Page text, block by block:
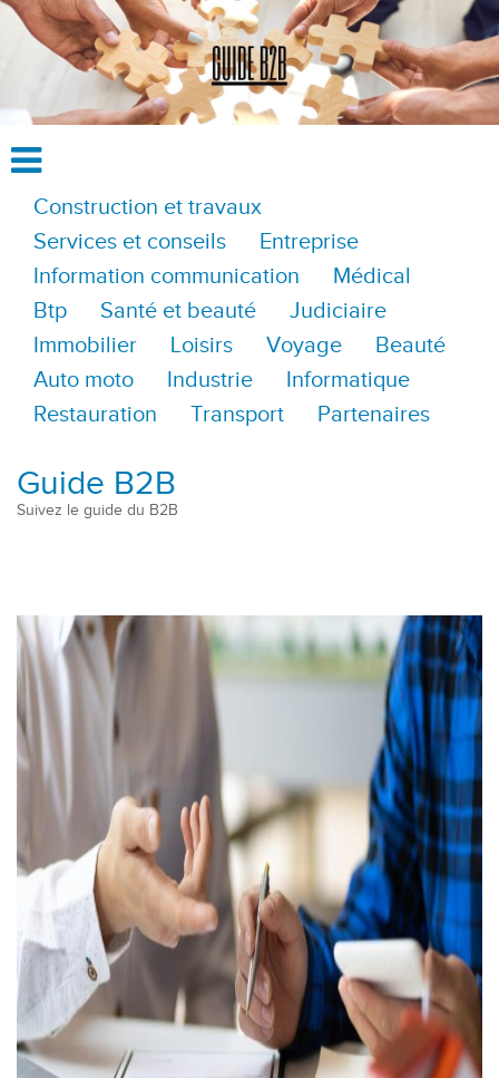
Construction et travaux
Services et conseils
Entreprise
Information communication
Médical
Btp
Santé et beauté
Judiciaire
Immobilier
Loisirs Voyage
Beauté
Auto moto
Industrie
Informatique
Restauration
Transport Partenaires
Guide B2B
Suivez le guide du B2B